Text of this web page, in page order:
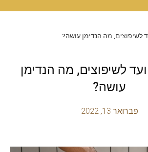
לשיפוצים, מה הנדימן עושה?
לשיפוצים, מה הנדימן
עושה?
פברואר 13, 2022